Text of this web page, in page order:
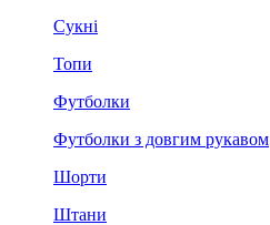
Сукні
Топи
Футболки
Футболки з довгим рукавом
Шорти
Штани